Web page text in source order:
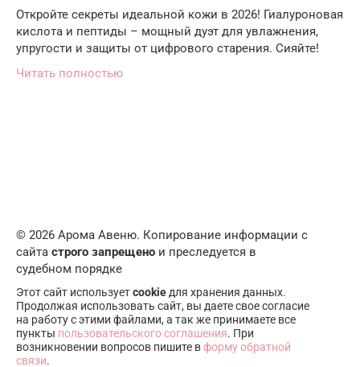
Откройте секреты идеальной кожи в 2026! Гиалуроновая
кислота и пептиды – мощный дуэт для увлажнения,
упругости и защиты от цифрового старения. Сияйте!
Читать полностью
© 2026 Арома Авеню. Копирование информации с
сайта строго запрещено и преследуется в
судебном порядке
Этот сайт используетcookie для хранения данных.
Продолжая использовать сайт, вы даете свое согласие
на работу с этими файлами, а так же принимаете все
пункты пользовательского соглашения. При
возникновении вопросов пишите вформу обратной
связи.